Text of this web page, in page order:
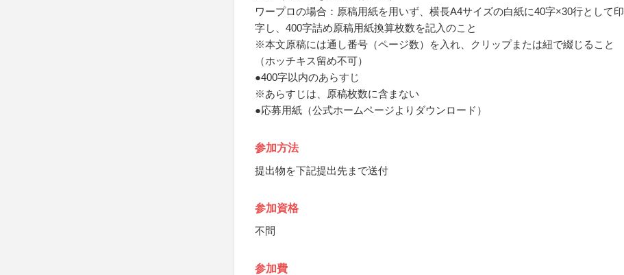
ワープロの場合：原稿用紙を用いず、横長A4サイズの白紙に40字×30行として印
字し、400字詰め原稿用紙換算枚数を記入のこと
※本文原稿には通し番号（ページ数）を入れ、クリップまたは紐で綴じること
（ホッチキス留め不可）
●400字以内のあらすじ
※あらすじは、原稿枚数に含まない
●応募用紙（公式ホームページよりダウンロード）
参加方法
提出物を下記提出先まで送付
参加資格
不問
参加費